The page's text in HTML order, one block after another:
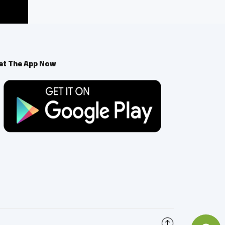
The App Now